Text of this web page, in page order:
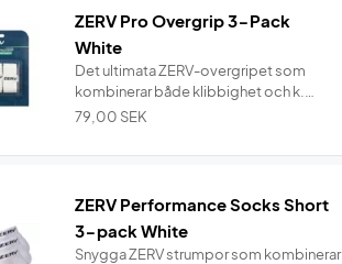
ZERV Pro Overgrip 3-Pack
White
Det ultimata ZERV-overgripet som
kombinerar både klibbighet och k...
Info
79,00 SEK
ZERV Performance Socks Short
3-pack White
Snygga ZERV strumpor som kombinerar